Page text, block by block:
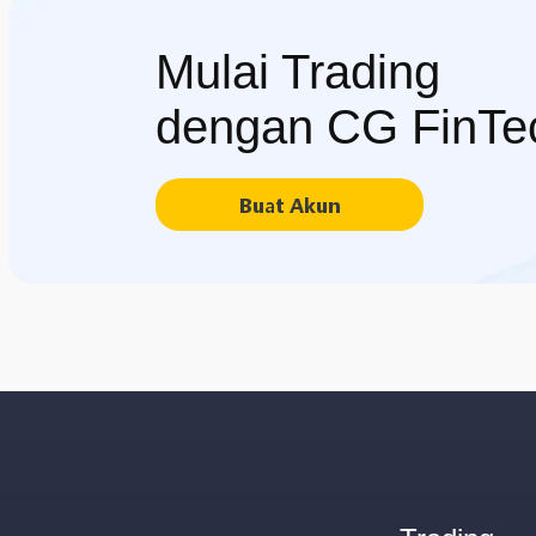
Mulai Trading
dengan CG
Buat Akun